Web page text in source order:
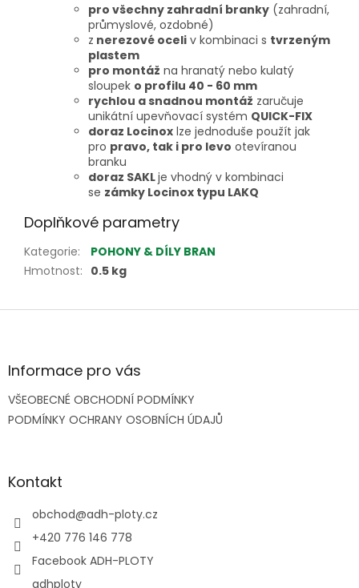
pro všechny zahradní branky (zahradní,
průmyslové, ozdobné)
z nerezové oceli v kombinaci s tvrzeným
plastem
pro montáž na hranatý nebo kulatý
sloupek o profilu 40 - 60 mm
rychlou a snadnou montáž zaručuje
unikátní upevňovací systém QUICK-FIX
doraz Locinox lze jednoduše použít jak
pro pravo, tak i pro levo otevíranou
branku
doraz SAKLje vhodný v kombinaci
se zámky Locinox typu LAKQ
Doplňkové parametry
Kategorie:
POHONY & DÍLY BRAN
Hmotnost: 0.5 kg
Z
aInformace pro vás
VŠEOBECNÉ OBCHODNÍ PODMÍNKY
PODMÍNKY OCHRANY OSOBNÍCH ÚDAJŮ
Kontakt
obchod@adh-ploty.cz
+420 776 146 778
Facebook ADH-PLOTY
adhploty